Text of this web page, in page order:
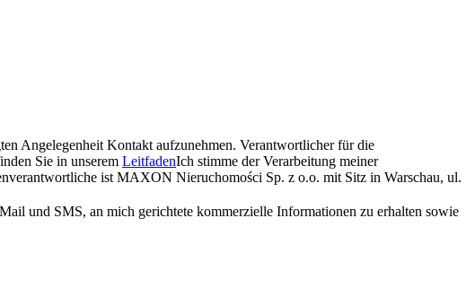
Angelegenheit Kontakt aufzunehmen. Verantwortlicher für die
Sie in unserem LeitfadenIch stimme der Verarbeitung meiner
ist MAXON Nieruchomości Sp. z o.o. mit Sitz in Warschau, ul.
und SMS, an mich gerichtete kommerzielle Informationen zu erhalten sowie